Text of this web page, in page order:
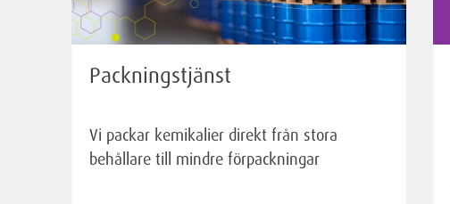
Packningstjänst
Vi packar kemikalier direkt från stora
behållare till mindre förpackningar